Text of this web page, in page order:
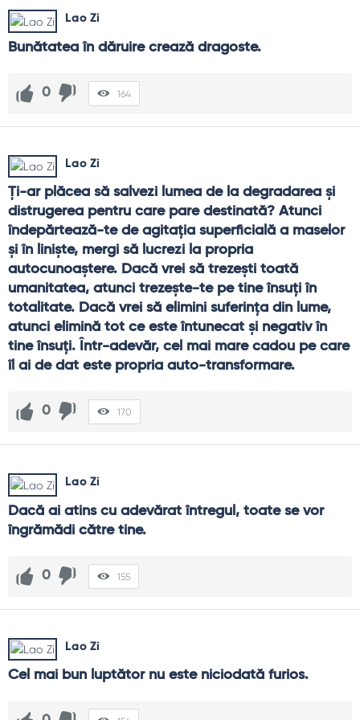
Lao Zi
Bunătatea în dăruire crează dragoste.
0 164
Lao Zi
Ţi-ar plăcea să salvezi lumea de la degradarea şi
distrugerea pentru care pare destinată? Atunci
îndepărtează-te de agitaţia superficială a maselor
şi în linişte, mergi să lucrezi la propria
autocunoaştere. Dacă vrei să trezeşti toată
umanitatea, atunci trezeşte-te pe tine însuţi în
totalitate. Dacă vrei să elimini suferinţa din lume,
atunci elimină tot ce este întunecat şi negativ în
tine însuţi. Într-adevăr, cel mai mare cadou pe care
îl ai de dat este propria auto-transformare.
0 170
Lao Zi
Dacă ai atins cu adevărat întregul, toate se vor
îngrămădi către tine.
0 155
Lao Zi
Cel mai bun luptător nu este niciodată furios.